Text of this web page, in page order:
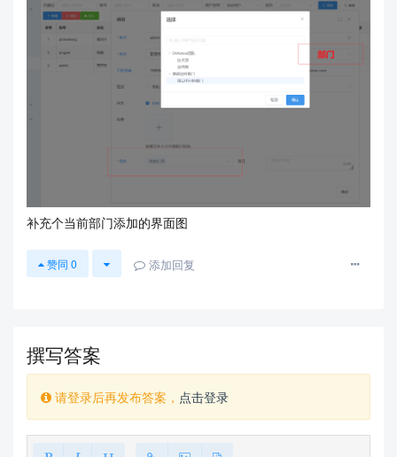
补充个当前部门添加的界面图
赞同 0 添加回复
撰写答案
请登录后再发布答案， 点击登录